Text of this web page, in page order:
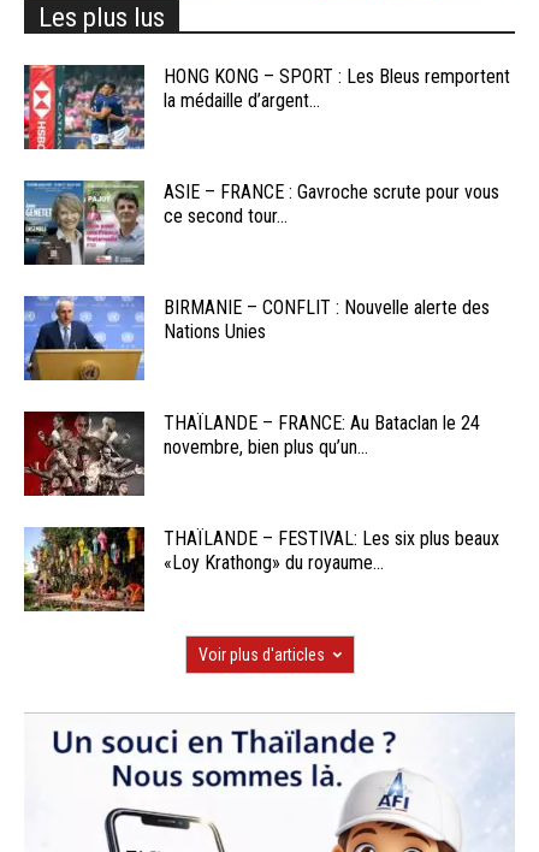
Les plus lus
HONG KONG – SPORT : Les Bleus remportent
la médaille d’argent...
ASIE – FRANCE : Gavroche scrute pour vous
ce second tour...
BIRMANIE – CONFLIT : Nouvelle alerte des
Nations Unies
THAÏLANDE – FRANCE: Au Bataclan le 24
novembre, bien plus qu’un...
THAÏLANDE – FESTIVAL: Les six plus beaux
«Loy Krathong» du royaume...
Voir plus d'articles